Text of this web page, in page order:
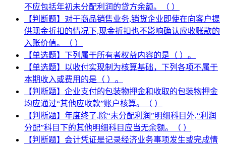
不应包括年初未分配利润的贷方余额。（ ）
【判断题】对于商品销售业务,销货企业即使在向客户提
供现金折扣的情况下,现金折扣也不影响确认应收账款的
入账价值。（ ）
【单选题】下列属于所有者权益内容的是（ ）。
【单选题】以收付实现制为核算基础，下列各项不属于
本期收入或费用的是（ ）。
【判断题】企业支付的包装物押金和收取的包装物押金
均应通过“其他应收款”账户核算。（ ）
【判断题】年度终了,除“未分配利润”明细科目外,“利润
分配”科目下的其他明细科目应当无余额。（ ）
【判断题】会计凭证是记录经济业务事项发生或完成情